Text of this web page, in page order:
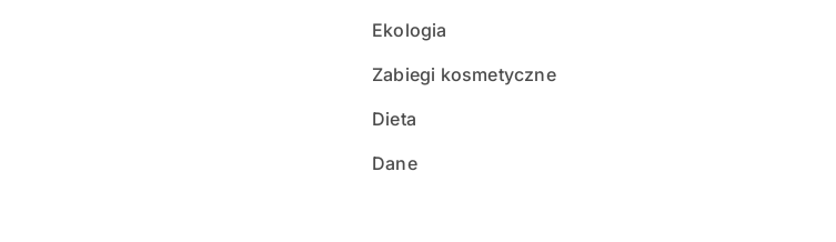
Ekologia
Zabiegi kosmetyczne
Dieta
Dane